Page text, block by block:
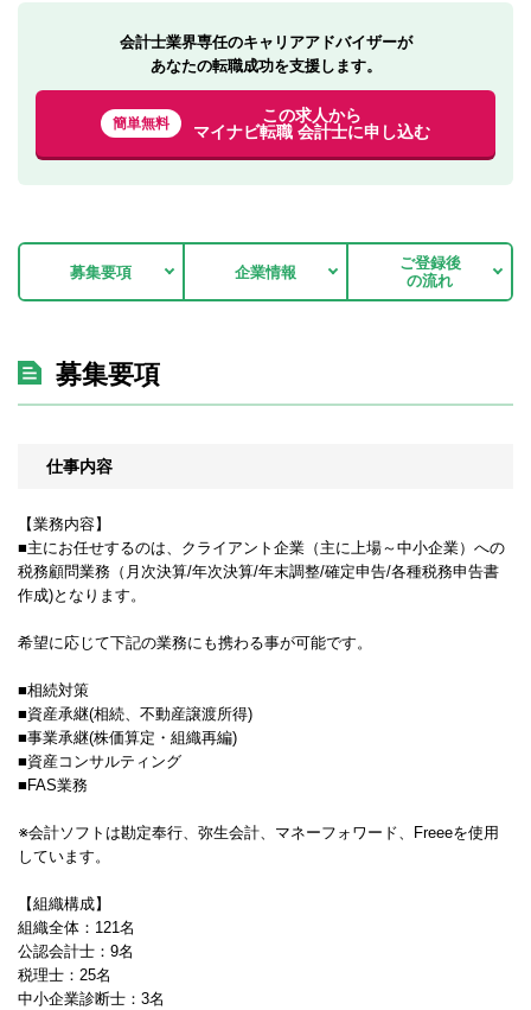
会計士業界専任のキャリアアドバイザーが
あなたの転職成功を支援します。
簡単無料
この求人から
マイナビ転職 会計士に申し込む
募集要項 企業情報
ご登録後
の流れ
募集要項
仕事内容
【業務内容】
■主にお任せするのは、クライアント企業（主に上場～中小企業）への
税務顧問業務（月次決算/年次決算/年末調整/確定申告/各種税務申告書
作成)となります。
希望に応じて下記の業務にも携わる事が可能です。
■相続対策
■資産承継(相続、不動産譲渡所得)
■事業承継(株価算定・組織再編)
■資産コンサルティング
■FAS業務
※会計ソフトは勘定奉行、弥生会計、マネーフォワード、Freeeを使用
しています。
【組織構成】
組織全体：121名
公認会計士：9名
税理士：25名
中小企業診断士：3名